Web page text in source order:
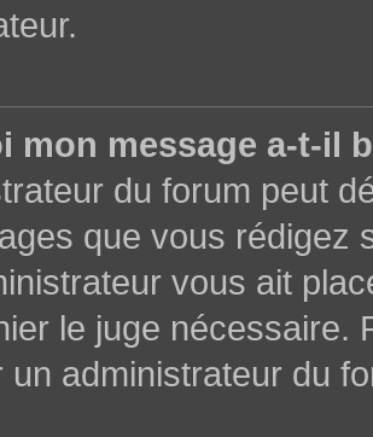
mon message a-t-il
du forum peut
que vous rédigez
vous ait
le juge nécessaire.
un administrateur du